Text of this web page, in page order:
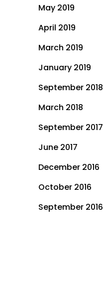
May 2019
April 2019
March 2019
January 2019
September 2018
March 2018
September 2017
June 2017
December 2016
October 2016
September 2016